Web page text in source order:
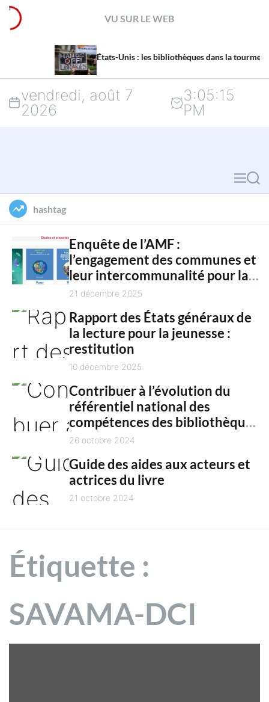
p
t
VU SUR LE WEB
États-Unis : les bibliothèques dans la tourmente
vendredi, août 7
2026
3:05:16
PM
M
n
S
a
c
h
hashtag
Enquête de l’AMF :
l’engagement des communes et
leur intercommunalité pour la
culture en 2025
21 décembre 2025
Rapport des États généraux de
la lecture pour la jeunesse :
restitution
10 décembre 2025
Contribuer à l’évolution du
référentiel national des
compétences des bibliothèques
territoriales
26 octobre 2024
Guide des aides aux acteurs et
actrices du livre
21 octobre 2024
Étiquette :
SAVAMA-DCI